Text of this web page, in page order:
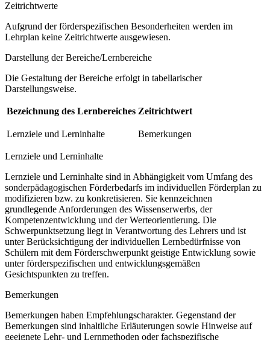
Zeitrichtwerte
Aufgrund der förderspezifischen Besonderheiten werden im
Lehrplan keine Zeitrichtwerte ausgewiesen.
Darstellung der Bereiche/Lernbereiche
Die Gestaltung der Bereiche erfolgt in tabellarischer
Darstellungsweise.
Bezeichnung des Lernbereiches Zeitrichtwert
Lernziele und Lerninhalte Bemerkungen
Lernziele und Lerninhalte
Lernziele und Lerninhalte sind in Abhängigkeit vom Umfang des
sonderpädagogischen Förderbedarfs im individuellen Förderplan zu
modifizieren bzw. zu konkretisieren. Sie kennzeichnen
grundlegende Anforderungen des Wissenserwerbs, der
Kompetenzentwicklung und der Werteorientierung. Die
Schwerpunktsetzung liegt in Verantwortung des Lehrers und ist
unter Berücksichtigung der individuellen Lernbedürfnisse von
Schülern mit dem Förderschwerpunkt geistige Entwicklung sowie
unter förderspezifischen und entwicklungsgemäßen
Gesichtspunkten zu treffen.
Bemerkungen
Bemerkungen haben Empfehlungscharakter. Gegenstand der
Bemerkungen sind inhaltliche Erläuterungen sowie Hinweise auf
geeignete Lehr- und Lernmethoden oder fachspezifische